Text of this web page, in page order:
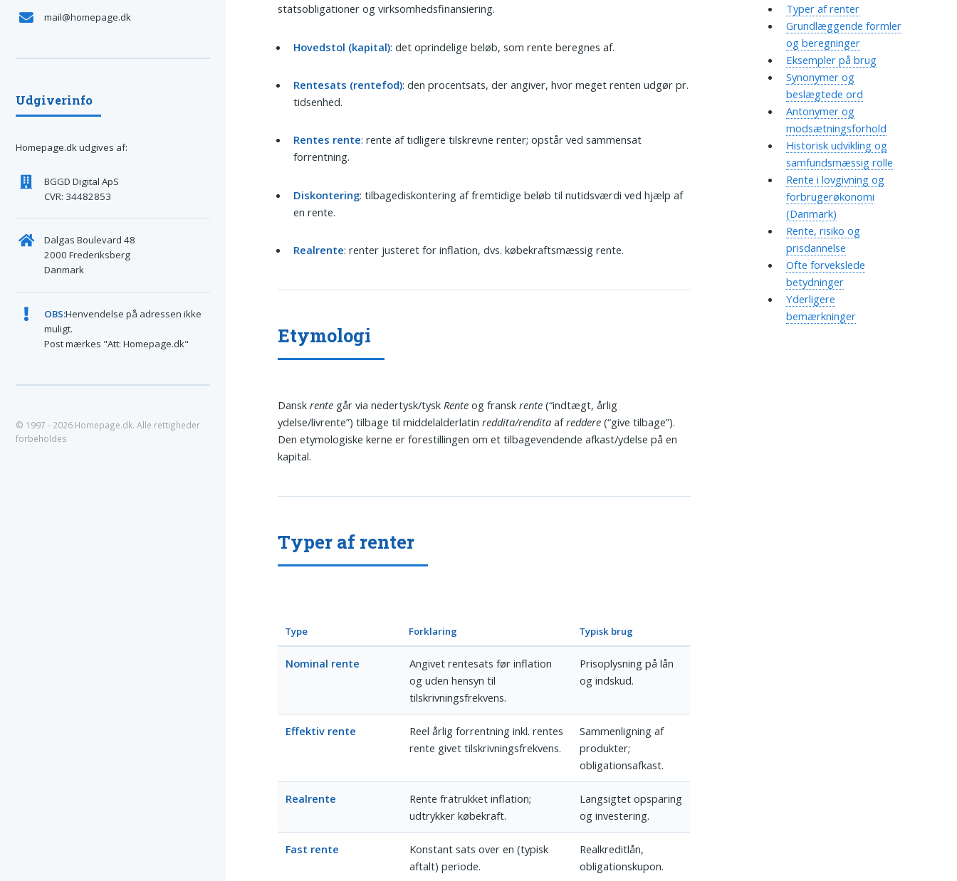
statsobligationer og virksomhedsfinansiering.
Hovedstol (kapital): det oprindelige beløb, som rente beregnes af.
Rentesats (rentefod): den procentsats, der angiver, hvor meget renten udgør pr.
tidsenhed.
Rentes rente: rente af tidligere tilskrevne renter; opstår ved sammensat
forrentning.
Diskontering: tilbagediskontering af fremtidige beløb til nutidsværdi ved hjælp af
en rente.
Realrente: renter justeret for inflation, dvs. købekraftsmæssig rente.
Etymologi
Danskrente går via nedertysk/tyskRente og franskrente (“indtægt, årlig
ydelse/livrente”) tilbage til middelalderlatinreddita/rendita afreddere (“give tilbage”).
Den etymologiske kerne er forestillingen om et tilbagevendende afkast/ydelse på en
kapital.
Typer af renter
Type Forklaring Typisk brug
Nominal rente
Angivet rentesats før inflation
og uden hensyn til
tilskrivningsfrekvens.
Prisoplysning på lån
og indskud.
Effektiv rente
Reel årlig forrentning inkl. rentes
rente givet tilskrivningsfrekvens.
Sammenligning af
produkter;
obligationsafkast.
Realrente
Rente fratrukket inflation;
udtrykker købekraft.
Langsigtet opsparing
og investering.
Fast rente
Konstant sats over en (typisk
aftalt) periode.
Realkreditlån,
obligationskupon.
Typer af renter
Grundlæggende formler
og beregninger
Eksempler på brug
Synonymer og
beslægtede ord
Antonymer og
modsætningsforhold
Historisk udvikling og
samfundsmæssig rolle
Rente i lovgivning og
forbrugerøkonomi
(Danmark)
Rente, risiko og
prisdannelse
Ofte forvekslede
betydninger
Yderligere
bemærkninger
mail@homepage.dk
Udgiverinfo
Homepage.dk udgives af:
BGGD Digital ApS
CVR: 34482853
Dalgas Boulevard 48
2000 Frederiksberg
Danmark
OBS:Henvendelse på adressen ikke
muligt.
Post mærkes "Att: Homepage.dk"
© 1997 - 2026 Homepage.dk. Alle rettigheder
forbeholdes